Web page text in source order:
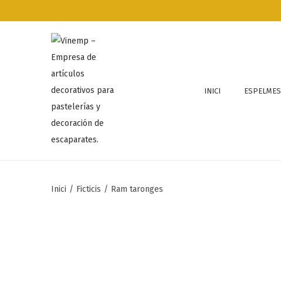
INICI ESPELMES
Inici / Ficticis / Ram taronges